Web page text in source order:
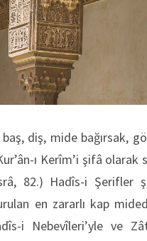
diş, mide bağırsak,
ı Kerîm’i şifâ
82.) Hadîs-i Şerifler
en zararlı kap
i Nebevîleri’yle ve